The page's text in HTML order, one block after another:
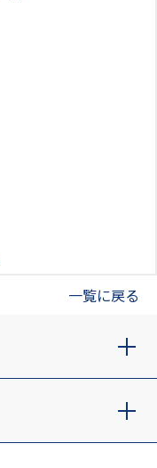
一覧に戻る